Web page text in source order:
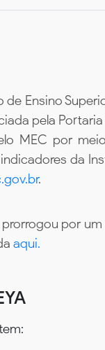
Ensino
pela Portaria
MEC por
da
.
por
aqui.